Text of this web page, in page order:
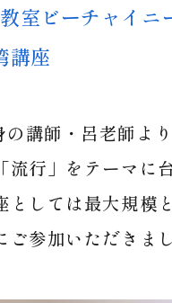
室ビーチャイニ
講座
講師・呂老師より
流行」をテーマに
としては最大規模
ご参加いただきまし